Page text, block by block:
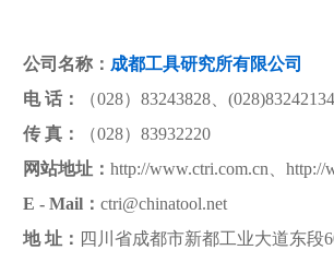
公司名称： 成都工具研究所有限公司
电 话：
（028）83243828、(028)83242134
传 真：
（028）83932220
网站地址：http://www.ctri.com.cn、http://
E - Mail：ctri@chinatool.net
地 址： 四川省成都市新都工业大道东段